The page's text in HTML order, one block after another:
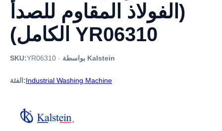
(الفولاذ المقاوم للصدأ
الكامل) YR06310
SKU:YR06310 · بواسطة Kalstein
الفئة:Industrial Washing Machine